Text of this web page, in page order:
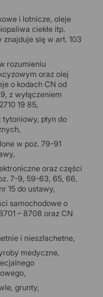
i lotnicze, oleje
ciekłe itp.
znajduje się w art. 103
rozumieniu
oraz olej
o kodach CN od
z wyłączeniem
19 85,
płyn do
w poz. 79-91
oraz części
7-9, 59-63, 65, 66,
15 do ustawy,
samochodowe o
– 8708 oraz CN
i nieszlachetne,
medyczne,
grunty,